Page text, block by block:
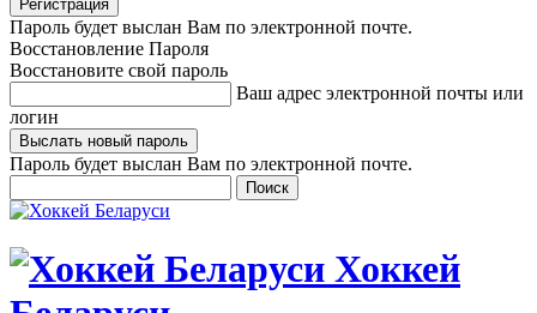
Пароль будет выслан Вам по электронной почте.
Восстановление Пароля
Восстановите свой пароль
Ваш адрес электронной почты или
логин
Пароль будет выслан Вам по электронной почте.
Хоккей